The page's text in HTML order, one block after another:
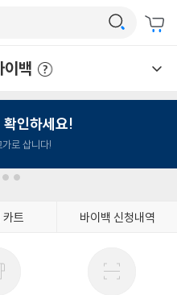
백
인하세요!
로 삽니다!
카트 바이백 신청내역